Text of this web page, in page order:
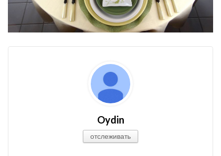
Oydin
отслеживать